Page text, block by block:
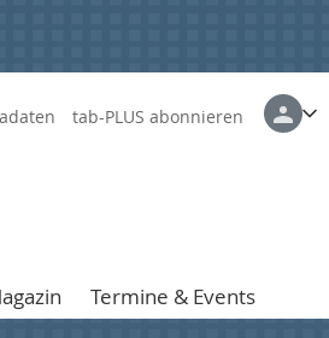
tab-PLUS abonnieren
Termine & Events